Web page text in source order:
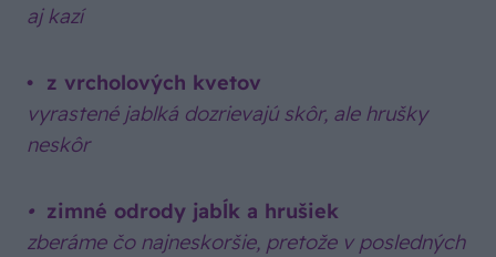
aj kazí
• z vrcholových kvetov
vyrastené jablká dozrievajú skôr, ale hrušky
neskôr
• zimné odrody jabĺk a hrušiek
zberáme čo najneskoršie, pretože v posledných